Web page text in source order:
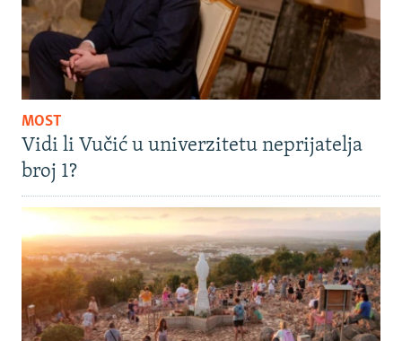
MOST
Vidi li Vučić u univerzitetu neprijatelja
broj 1?